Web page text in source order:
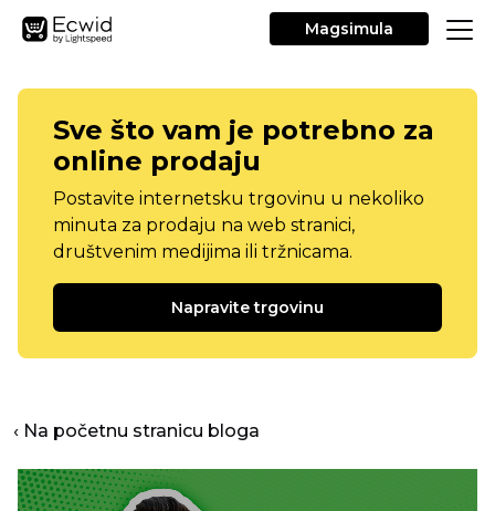
Magsimula
Sve što vam je potrebno za
online prodaju
Postavite internetsku trgovinu u nekoliko
minuta za prodaju na web stranici,
društvenim medijima ili tržnicama.
Napravite trgovinu
‹ Na početnu stranicu bloga